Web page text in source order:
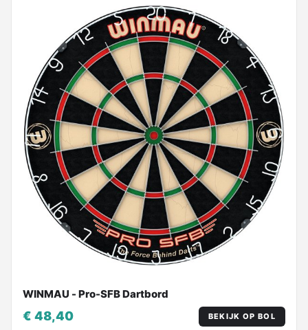
WINMAU - Pro-SFB Dartbord
€ 48,40 BEKIJK OP BOL